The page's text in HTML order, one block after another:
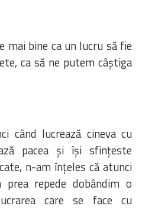
mai bine ca un lucru să fie
ca să ne putem câştiga
când lucrează cineva cu
pacea şi îşi sfinţeste
n-am înţeles că atunci
prea repede dobândim o
care se face cu